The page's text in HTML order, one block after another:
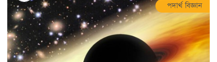
পদার্থ বিজ্ঞান